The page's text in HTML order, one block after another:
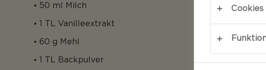
50 ml Milch
1 TL Vanilleextrakt
60 g Mehl
1 TL Backpulver